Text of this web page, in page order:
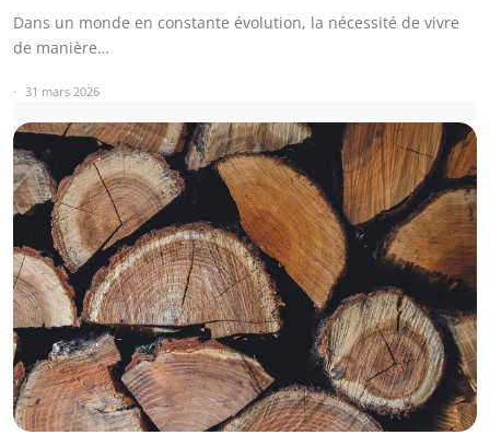
Dans un monde en constante évolution, la nécessité de vivre
de manière…
31 mars 2026